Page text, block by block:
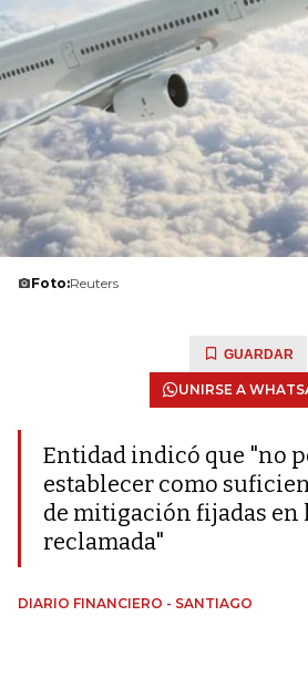
Foto:Reuters
GUARDAR
UNIRSE A
Entidad indicó que "no
establecer como
de mitigación fijadas en
reclamada"
DIARIO FINANCIERO - SANTIAGO